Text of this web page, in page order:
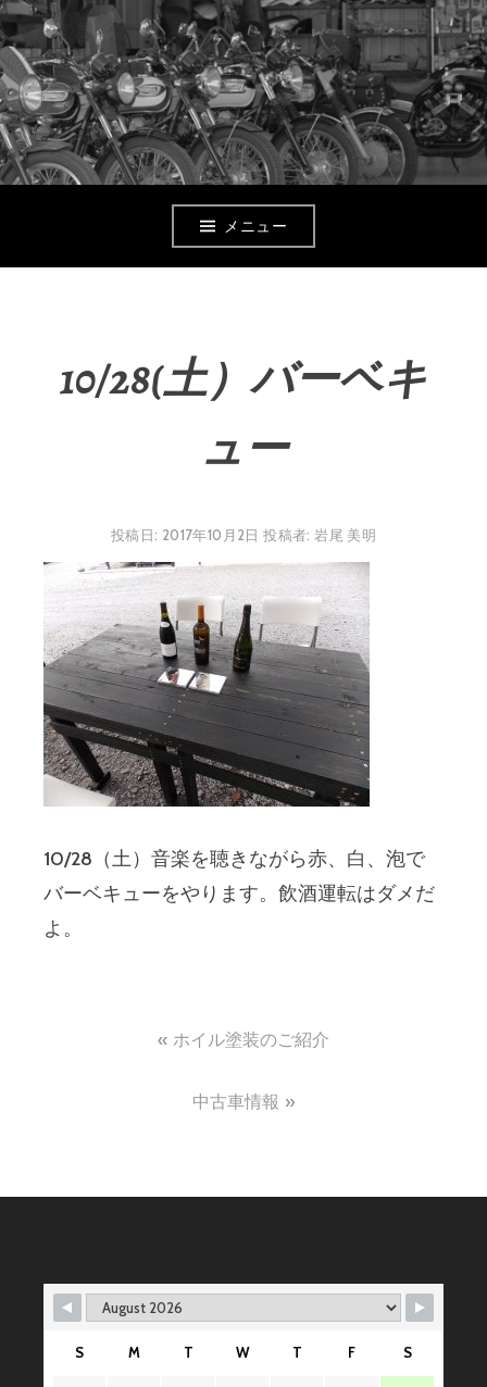
コ
ン
テ
ン
ツ
メニュー
10/28(土）バーベキ
ュー
投稿日: 2017年10月2日 投稿者:岩尾 美明
10/28（土）音楽を聴きながら赤、白、泡で
バーベキューをやります。飲酒運転はダメだ
よ。
ゲ
シ
ョ
ホイル塗装のご紹介
中古車情報
S M T W T F S